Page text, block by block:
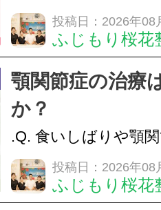
ラインは変わります
変化を感じる方も多
で顔まわりの筋肉や
ことで、血流を促し
のこわばりにアプロ
投稿日：2026年08
ふじもり桜花
顎関節症の治療
か？
.Q. 食いしばりや顎
らえますか？A. はい
す。食いしばりや歯
投稿日：2026年08
ふじもり桜花